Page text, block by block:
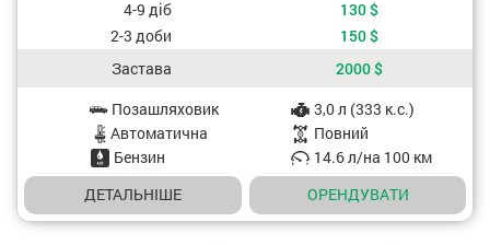
4-9 діб
130$
2-3 доби
150$
Застава
2000$
Характеристики автоПозашляховик
3,0 л (333 к.с.)
Aвтоматична
Повний
Бензин
14.6 л/на 100 км
ДЕТАЛЬНІШЕ
OРЕНДУВАТИ